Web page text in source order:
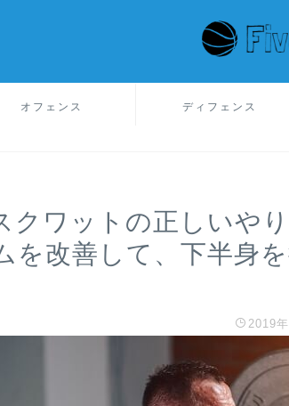
オフェンス ディフェンス
クワットの正しいや
を改善して、下半身
2019